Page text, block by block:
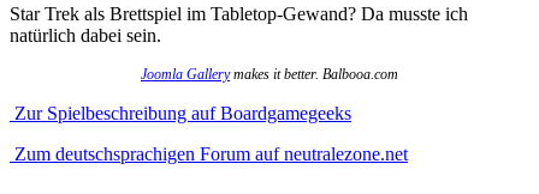
Star Trek als Brettspiel im Tabletop-Gewand? Da musste ich
natürlich dabei sein.
Joomla Gallerymakes it better. Balbooa.com
Zur Spielbeschreibung auf Boardgamegeeks
Zum deutschsprachigen Forum auf neutralezone.net